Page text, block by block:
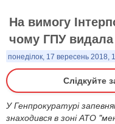
На вимогу
чому ГПУ видала
понеділок, 17 вересень 2018,
Слідкуйте
У Генпрокуратурі
знаходився в зоні АТО